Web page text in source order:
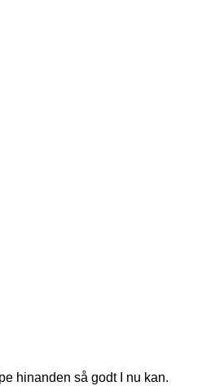
hinanden så godt I nu kan.